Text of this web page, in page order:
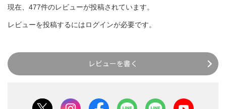
現在、477件のレビューが投稿されています。
レビューを投稿するにはログインが必要です。
レビューを書く